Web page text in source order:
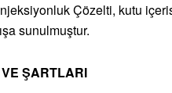
Çözelti, kutu
sunulmuştur.
ŞARTLARI